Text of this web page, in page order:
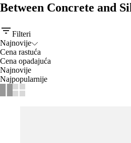
Between Concrete and
Filteri
Najnovije
Cena rastuća
Cena opadajuća
Najnovije
Najpopularnije